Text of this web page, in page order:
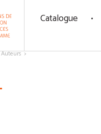
Catalogue
Auteurs